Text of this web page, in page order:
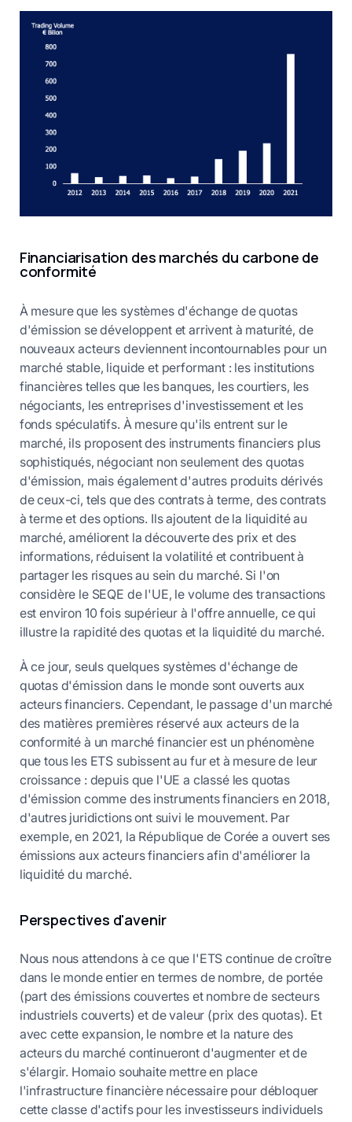
Financiarisation des marchés du carbone de
conformité
À mesure que les systèmes d'échange de quotas
d'émission se développent et arrivent à maturité, de
nouveaux acteurs deviennent incontournables pour un
marché stable, liquide et performant : les institutions
financières telles que les banques, les courtiers, les
négociants, les entreprises d'investissement et les
fonds spéculatifs. À mesure qu'ils entrent sur le
marché, ils proposent des instruments financiers plus
sophistiqués, négociant non seulement des quotas
d'émission, mais également d'autres produits dérivés
de ceux-ci, tels que des contrats à terme, des contrats
à terme et des options. Ils ajoutent de la liquidité au
marché, améliorent la découverte des prix et des
informations, réduisent la volatilité et contribuent à
partager les risques au sein du marché. Si l'on
considère le SEQE de l'UE, le volume des transactions
est environ 10 fois supérieur à l'offre annuelle, ce qui
illustre la rapidité des quotas et la liquidité du marché.
À ce jour, seuls quelques systèmes d'échange de
quotas d'émission dans le monde sont ouverts aux
acteurs financiers. Cependant, le passage d'un marché
des matières premières réservé aux acteurs de la
conformité à un marché financier est un phénomène
que tous les ETS subissent au fur et à mesure de leur
croissance : depuis que l'UE a classé les quotas
d'émission comme des instruments financiers en 2018,
d'autres juridictions ont suivi le mouvement. Par
exemple, en 2021, la République de Corée a ouvert ses
émissions aux acteurs financiers afin d'améliorer la
liquidité du marché.
Perspectives d'avenir
Nous nous attendons à ce que l'ETS continue de croître
dans le monde entier en termes de nombre, de portée
(part des émissions couvertes et nombre de secteurs
industriels couverts) et de valeur (prix des quotas). Et
avec cette expansion, le nombre et la nature des
acteurs du marché continueront d'augmenter et de
s'élargir. Homaio souhaite mettre en place
l'infrastructure financière nécessaire pour débloquer
cette classe d'actifs pour les investisseurs individuels